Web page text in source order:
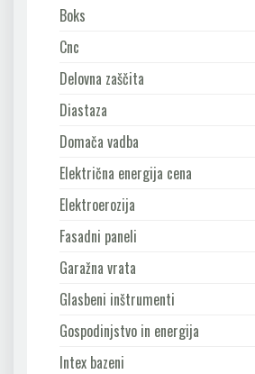
Boks
Cnc
Delovna zaščita
Diastaza
Domača vadba
Električna energija cena
Elektroerozija
Fasadni paneli
Garažna vrata
Glasbeni inštrumenti
Gospodinjstvo in energija
Intex bazeni